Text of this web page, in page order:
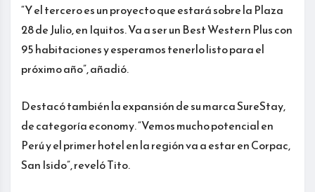
“Y el tercero es un proyecto que estará sobre la Plaza
28 de Julio, en Iquitos. Va a ser un Best Western Plus con
95 habitaciones y esperamos tenerlo listo para el
próximo año”, añadió.
Destacó también la expansión de su marca SureStay,
de categoría economy. “Vemos mucho potencial en
Perú y el primer hotel en la región va a estar en Corpac,
San Isido”, reveló Tito.